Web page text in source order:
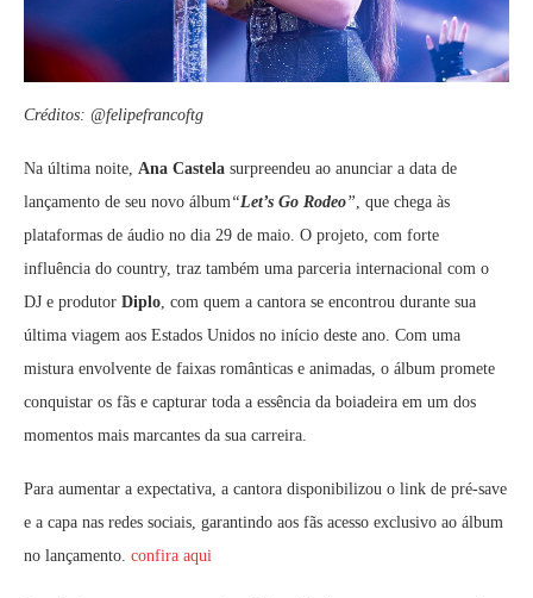
Créditos: @felipefrancoftg
Na última noite, Ana Castela surpreendeu ao anunciar a data de
lançamento de seu novo álbum “Let’s Go Rodeo” , que chega às
plataformas de áudio no dia 29 de maio. O projeto, com forte
influência do country, traz também uma parceria internacional com o
DJ e produtor Diplo , com quem a cantora se encontrou durante sua
última viagem aos Estados Unidos no início deste ano. Com uma
mistura envolvente de faixas românticas e animadas, o álbum promete
conquistar os fãs e capturar toda a essência da boiadeira em um dos
momentos mais marcantes da sua carreira.
Para aumentar a expectativa, a cantora disponibilizou o link de pré-save
e a capa nas redes sociais, garantindo aos fãs acesso exclusivo ao álbum
no lançamento. confira aqui